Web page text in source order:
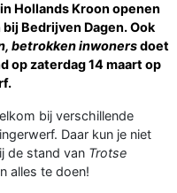
Hollands Kroon openen
Bedrijven Dagen. Ook
betrokken inwonersdoet
op zaterdag 14 maart op
bij verschillende
Daar kun je niet
de stand van Trotse
alles te doen!